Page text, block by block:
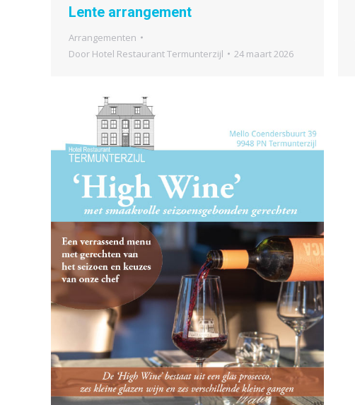
Lente arrangement
Arrangementen
Door Hotel Restaurant Termunterzijl 24 maart 2026